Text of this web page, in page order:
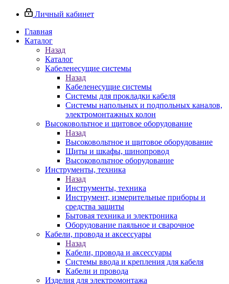
Личный кабинет
Главная
Каталог
Назад
Каталог
Кабеленесущие системы
Назад
Кабеленесущие системы
Системы для прокладки кабеля
Системы напольных и подпольных каналов,
электромонтажных колон
Высоковольтное и щитовое оборудование
Назад
Высоковольтное и щитовое оборудование
Щиты и шкафы, шинопровод
Высоковольтное оборудование
Инструменты, техника
Назад
Инструменты, техника
Инструмент, измерительные приборы и
средства защиты
Бытовая техника и электроника
Оборудование паяльное и сварочное
Кабели, провода и аксессуары
Назад
Кабели, провода и аксессуары
Системы ввода и крепления для кабеля
Кабели и провода
Изделия для электромонтажа